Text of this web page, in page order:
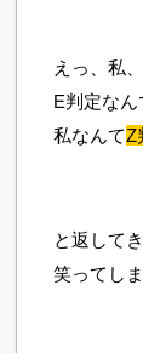
えっ、私、
E判定なん
私なんてZ
と返して
笑ってし